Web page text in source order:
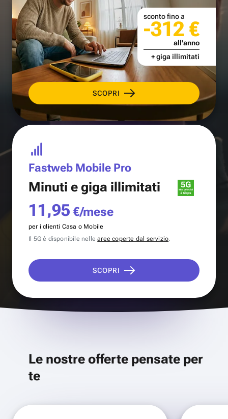
SCOPRI
sconto fino a
-312 €
all'anno
+ giga illimitati
Fastweb Mobile Pro
Minuti e giga illimitati
11,95 €/mese
per i clienti Casa o Mobile
Il 5G è disponibile nellearee coperte dal servizio.
SCOPRI
Le nostre offerte pensate per
te